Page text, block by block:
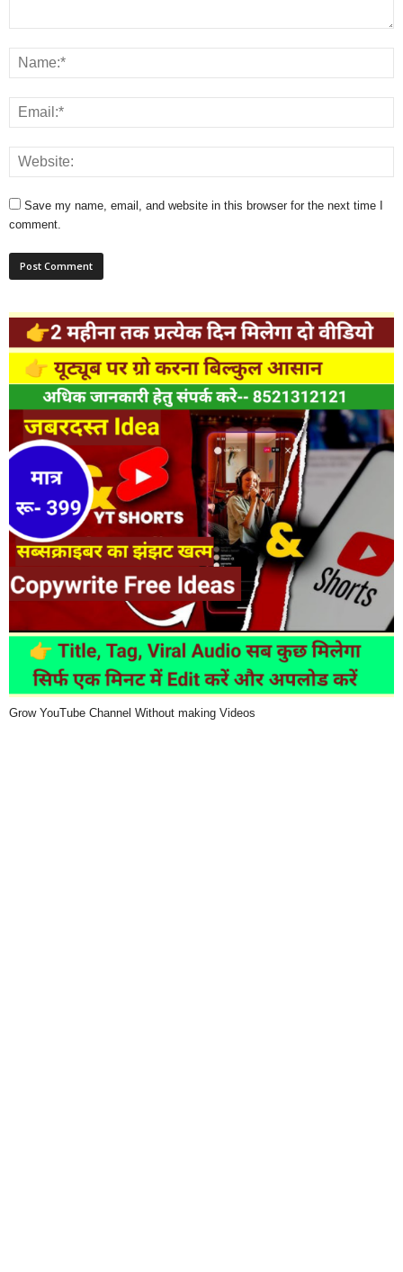
Save my name, email, and website in this browser for the next time I
comment.
Grow YouTube Channel Without making Videos